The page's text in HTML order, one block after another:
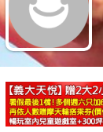
商家合作
推薦景點
討論區